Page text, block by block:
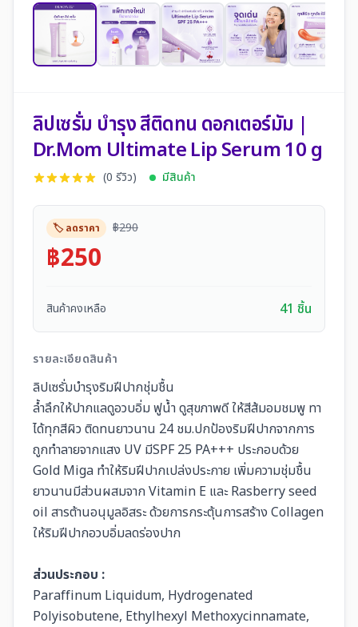
ลิปเซรั่ม บำรุง สีติดทน ดอกเตอร์มัม |
Dr.Mom Ultimate Lip Serum 10 g
(0 รีวิว) มีสินค้า
🏷️ ลดราคา ฿290
฿250
สินค้าคงเหลือ 41 ชิ้น
รายละเอียดสินค้า
ลิปเซรั่มบำรุงริมฝีปากชุ่มชื้น
ล้ำลึกให้ปากแลดูอวบอิ่ม ฟูน้ำ ดูสุขภาพดี ให้สีส้มอมชมพู ทา
ได้ทุกสีผิว ติดทนยาวนาน 24 ชม.ปกป้องริมฝีปากจากการ
ถูกทำลายจากแสง UV มีSPF 25 PA+++ ประกอบด้วย
Gold Miga ทำให้ริมฝีปากเปล่งประกาย เพิ่มความชุ่มชื้น
ยาวนานมีส่วนผสมจาก Vitamin E และ Rasberry seed
oil สารต้านอนุมูลอิสระ ด้วยการกระตุ้นการสร้าง Collagen
ให้ริมฝีปากอวบอิ่มลดร่องปาก
ส่วนประกอบ :
Paraffinum Liquidum, Hydrogenated
Polyisobutene, Ethylhexyl Methoxycinnamate,